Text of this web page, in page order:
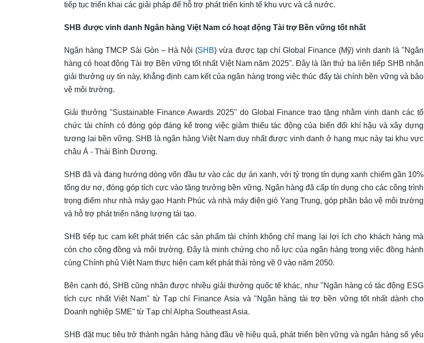
tiếp tục triển khai các giải pháp để hỗ trợ phát triển kinh tế khu vực và cả nước.
SHB được vinh danh Ngân hàng Việt Nam có hoạt động Tài trợ Bền vững tốt nhất
Ngân hàng TMCP Sài Gòn – Hà Nội (SHB) vừa được tạp chí Global Finance (Mỹ) vinh danh là "Ngân
hàng có hoạt động Tài trợ Bền vững tốt nhất Việt Nam năm 2025". Đây là lần thứ ba liên tiếp SHB nhận
giải thưởng uy tín này, khẳng định cam kết của ngân hàng trong việc thúc đẩy tài chính bền vững và bảo
vệ môi trường.
Giải thưởng "Sustainable Finance Awards 2025" do Global Finance trao tặng nhằm vinh danh các tổ
chức tài chính có đóng góp đáng kể trong việc giảm thiểu tác động của biến đổi khí hậu và xây dựng
tương lai bền vững. SHB là ngân hàng Việt Nam duy nhất được vinh danh ở hạng mục này tại khu vực
châu Á - Thái Bình Dương.
SHB đã và đang hướng dòng vốn đầu tư vào các dự án xanh, với tỷ trọng tín dụng xanh chiếm gần 10%
tổng dư nợ, đóng góp tích cực vào tăng trưởng bền vững. Ngân hàng đã cấp tín dụng cho các công trình
trọng điểm như nhà máy gạo Hạnh Phúc và nhà máy điện gió Yang Trung, góp phần bảo vệ môi trường
và hỗ trợ phát triển năng lượng tái tạo.
SHB tiếp tục cam kết phát triển các sản phẩm tài chính không chỉ mang lại lợi ích cho khách hàng mà
còn cho cộng đồng và môi trường. Đây là minh chứng cho nỗ lực của ngân hàng trong việc đồng hành
cùng Chính phủ Việt Nam thực hiện cam kết phát thải ròng về 0 vào năm 2050.
Bên cạnh đó, SHB cũng nhận được nhiều giải thưởng quốc tế khác, như "Ngân hàng có tác động ESG
tích cực nhất Việt Nam" từ Tạp chí Finance Asia và "Ngân hàng tài trợ bền vững tốt nhất dành cho
Doanh nghiệp SME" từ Tạp chí Alpha Southeast Asia.
SHB đặt mục tiêu trở thành ngân hàng hàng đầu về hiệu quả, phát triển bền vững và ngân hàng số yêu